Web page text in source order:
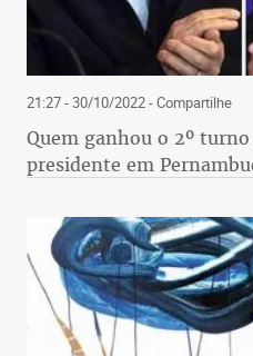
21:27 - 30/10/2022- Compartilhe
Quem ganhou o 2º
presidente em